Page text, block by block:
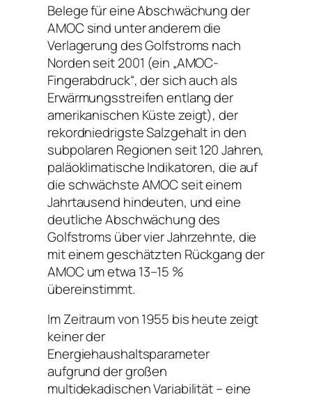
Belege für eine Abschwächung der
AMOC sind unter anderem die
Verlagerung des Golfstroms nach
Norden seit 2001 (ein „AMOC-
Fingerabdruck“, der sich auch als
Erwärmungsstreifen entlang der
amerikanischen Küste zeigt), der
rekordniedrigste Salzgehalt in den
subpolaren Regionen seit 120 Jahren,
paläoklimatische Indikatoren, die auf
die schwächste AMOC seit einem
Jahrtausend hindeuten, und eine
deutliche Abschwächung des
Golfstroms über vier Jahrzehnte, die
mit einem geschätzten Rückgang der
AMOC um etwa 13–15 %
übereinstimmt.
Im Zeitraum von 1955 bis heute zeigt
keiner der
Energiehaushaltsparameter
aufgrund der großen
multidekadischen Variabilität – eine